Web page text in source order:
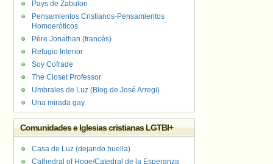
Pays de Zabulon
Pensamientos Cristianos-Pensamientos
Homoeróticos
Père Jonathan (francés)
Refugio Interior
Soy Cofrade
The Closet Professor
Umbrales de Luz (Blog de José Arregi)
Una mirada gay
Comunidades e Iglesias cristianas LGTBI+
Casa de Luz (dejando huella)
Cathedral of Hope/Catedral de la Esperanza